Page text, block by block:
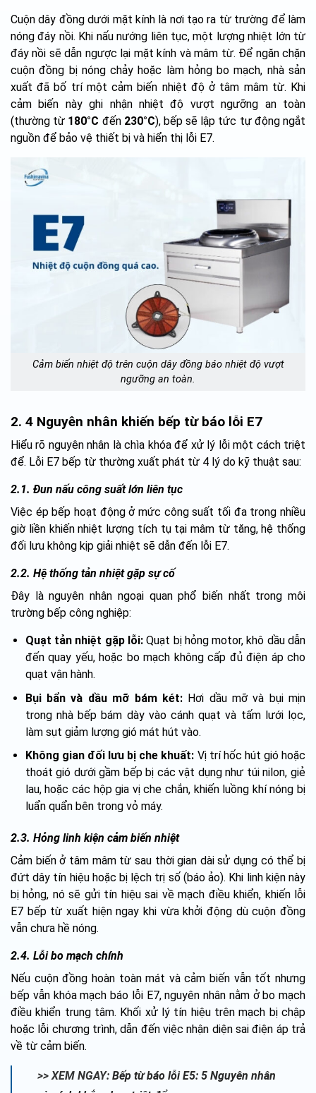
Cuộn dây đồng dưới mặt kính là nơi tạo ra từ trường để làm
nóng đáy nồi. Khi nấu nướng liên tục, một lượng nhiệt lớn từ
đáy nồi sẽ dẫn ngược lại mặt kính và mâm từ. Để ngăn chặn
cuộn đồng bị nóng chảy hoặc làm hỏng bo mạch, nhà sản
xuất đã bố trí một cảm biến nhiệt độ ở tâm mâm từ. Khi
cảm biến này ghi nhận nhiệt độ vượt ngưỡng an toàn
(thường từ 180°C đến 230°C), bếp sẽ lập tức tự động ngắt
nguồn để bảo vệ thiết bị và hiển thị lỗi E7.
Cảm biến nhiệt độ trên cuộn dây đồng báo nhiệt độ vượt
ngưỡng an toàn.
2. 4 Nguyên nhân khiến bếp từ báo lỗi E7
Hiểu rõ nguyên nhân là chìa khóa để xử lý lỗi một cách triệt
để. Lỗi E7 bếp từ thường xuất phát từ 4 lý do kỹ thuật sau:
2.1. Đun nấu công suất lớn liên tục
Việc ép bếp hoạt động ở mức công suất tối đa trong nhiều
giờ liền khiến nhiệt lượng tích tụ tại mâm từ tăng, hệ thống
đối lưu không kịp giải nhiệt sẽ dẫn đến lỗi E7.
2.2. Hệ thống tản nhiệt gặp sự cố
Đây là nguyên nhân ngoại quan phổ biến nhất trong môi
trường bếp công nghiệp:
Quạt tản nhiệt gặp lỗi:Quạt bị hỏng motor, khô dầu dẫn
đến quay yếu, hoặc bo mạch không cấp đủ điện áp cho
quạt vận hành.
Bụi bẩn và dầu mỡ bám két:Hơi dầu mỡ và bụi mịn
trong nhà bếp bám dày vào cánh quạt và tấm lưới lọc,
làm sụt giảm lượng gió mát hút vào.
Không gian đối lưu bị che khuất: Vị trí hốc hút gió hoặc
thoát gió dưới gầm bếp bị các vật dụng như túi nilon, giẻ
lau, hoặc các hộp gia vị che chắn, khiến luồng khí nóng bị
luẩn quẩn bên trong vỏ máy.
2.3. Hỏng linh kiện cảm biến nhiệt
Cảm biến ở tâm mâm từ sau thời gian dài sử dụng có thể bị
đứt dây tín hiệu hoặc bị lệch trị số (báo ảo). Khi linh kiện này
bị hỏng, nó sẽ gửi tín hiệu sai về mạch điều khiển, khiến lỗi
E7 bếp từ xuất hiện ngay khi vừa khởi động dù cuộn đồng
vẫn chưa hề nóng.
2.4. Lỗi bo mạch chính
Nếu cuộn đồng hoàn toàn mát và cảm biến vẫn tốt nhưng
bếp vẫn khóa mạch báo lỗi E7, nguyên nhân nằm ở bo mạch
điều khiển trung tâm. Khối xử lý tín hiệu trên mạch bị chập
hoặc lỗi chương trình, dẫn đến việc nhận diện sai điện áp trả
về từ cảm biến.
>> XEM NGAY: Bếp từ báo lỗi E5: 5 Nguyên nhân